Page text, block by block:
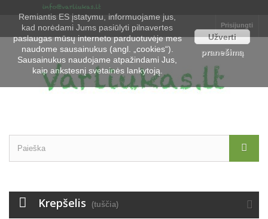
Prisijungti
Krepšelis (tuščia)
Remiantis ES įstatymu, informuojame jus,
kad norėdami Jums pasiūlyti pilnavertes
paslaugas mūsų interneto parduotuvėje mes
naudome sausainukus (angl. „cookies“).
Sausainukus naudojame atpažindami Jus,
kaip ankstesnį svetainės lankytoją.
Užverti
pranešimą